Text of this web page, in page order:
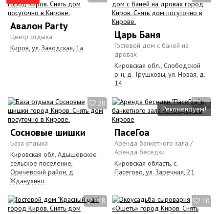
Авалон Party
Центр отдыха
Киров, ул. Заводская, 1а
Царь Баня
Гостевой дом с баней на
дровах
Кировская обл., Слободской
р-н, д. Трушковы, ул. Новая, д.
14
20
Сосновые шишки
База отдыха
Кировская обл, Адышевское
сельское поселение,
Оричевский район, д.
Жданухино
19
Рекомендуем!
ПасеГоа
Аренда банкетного зала /
Аренда беседки
Кировская область, с.
Пасегово, ул. Заречная, 21
118 10